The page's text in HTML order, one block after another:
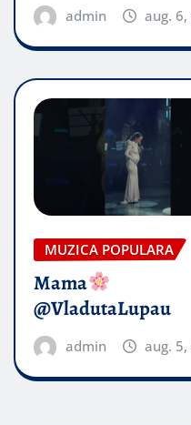
admin aug.
MUZICA POPULARA
Mama
@VladutaLupau
admin aug.